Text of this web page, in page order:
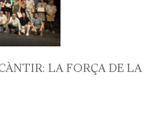
LA FORÇA DE LA